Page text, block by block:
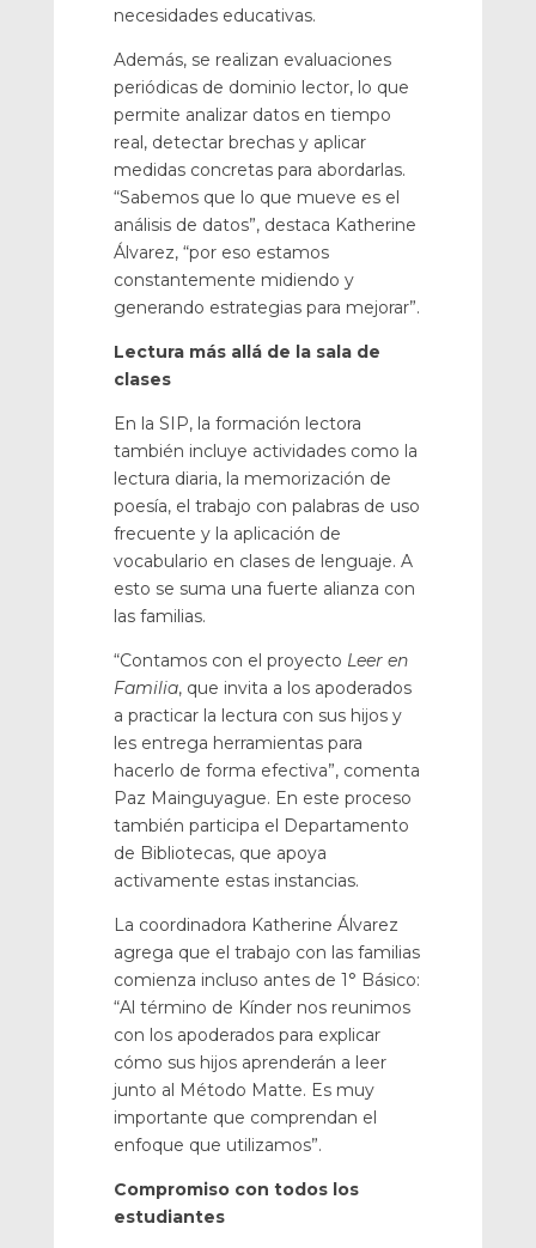
necesidades educativas.
Además, se realizan evaluaciones
periódicas de dominio lector, lo que
permite analizar datos en tiempo
real, detectar brechas y aplicar
medidas concretas para abordarlas.
“Sabemos que lo que mueve es el
análisis de datos”, destaca Katherine
Álvarez, “por eso estamos
constantemente midiendo y
generando estrategias para mejorar”.
Lectura más allá de la sala de
clases
En la SIP, la formación lectora
también incluye actividades como la
lectura diaria, la memorización de
poesía, el trabajo con palabras de uso
frecuente y la aplicación de
vocabulario en clases de lenguaje. A
esto se suma una fuerte alianza con
las familias.
“Contamos con el proyecto Leer en
Familia, que invita a los apoderados
a practicar la lectura con sus hijos y
les entrega herramientas para
hacerlo de forma efectiva”, comenta
Paz Mainguyague. En este proceso
también participa el Departamento
de Bibliotecas, que apoya
activamente estas instancias.
La coordinadora Katherine Álvarez
agrega que el trabajo con las familias
comienza incluso antes de 1° Básico:
“Al término de Kínder nos reunimos
con los apoderados para explicar
cómo sus hijos aprenderán a leer
junto al Método Matte. Es muy
importante que comprendan el
enfoque que utilizamos”.
Compromiso con todos los
estudiantes